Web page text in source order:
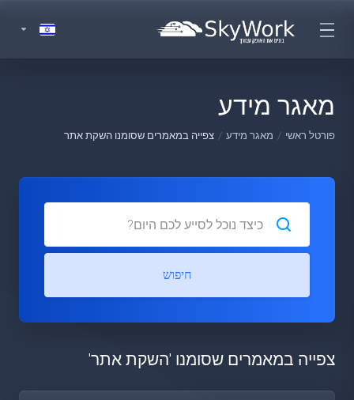
מאגר מידע
פורטל ראשי מאגר מידע צפייה במאמרים שסומנו השקת אתר
חיפוש
צפייה במאמרים שסומנו 'השקת אתר'